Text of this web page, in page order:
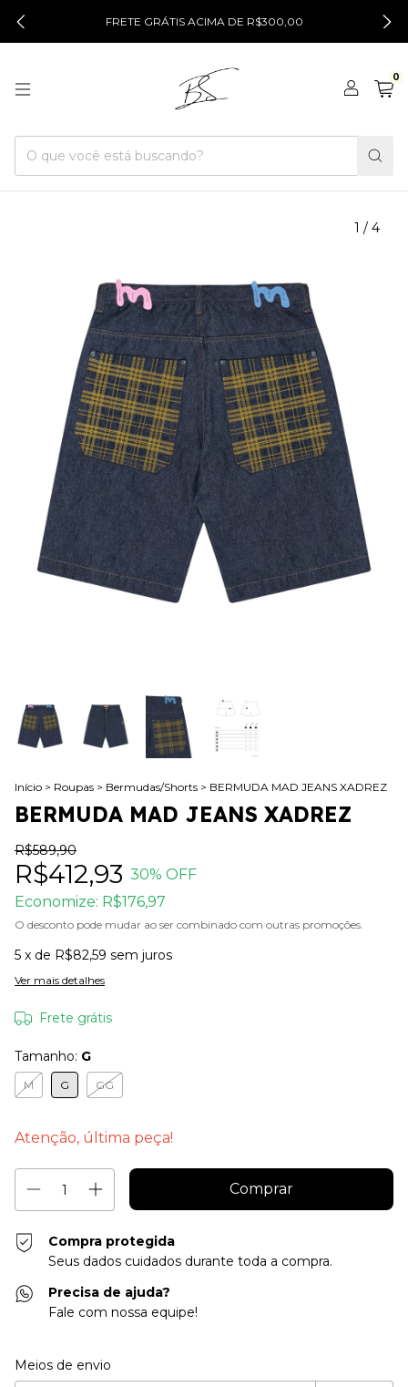
FRETE GRÁTIS ACIMA DE R$300,00
0
1 / 4
Início > Roupas > Bermudas/Shorts > BERMUDA MAD JEANS XADREZ
BERMUDA MAD JEANS XADREZ
R$589,90
R$412,93 30% OFF
Economize: R$176,97
O desconto pode mudar ao ser combinado com outras promoções.
5 x de R$82,59 sem juros
Ver mais detalhes
Frete grátis
Tamanho: G
M G GG
Atenção, última peça!
Compra protegida
Seus dados cuidados durante toda a compra.
Precisa de ajuda?
Fale com nossa equipe!
Entregas para o CEP:
Meios de envio